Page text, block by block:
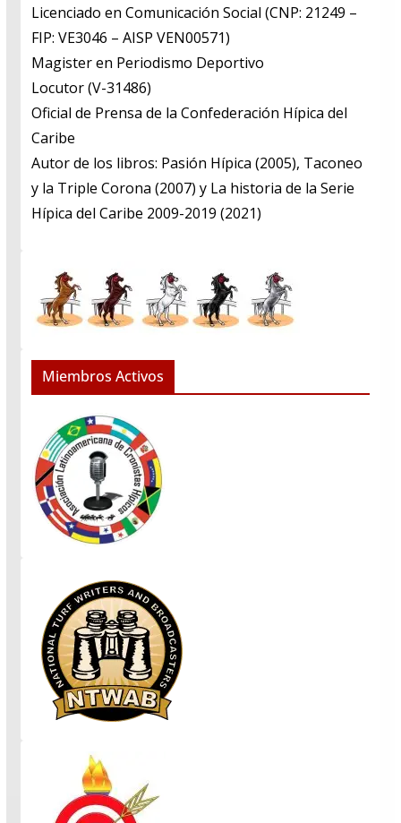
Licenciado en Comunicación Social (CNP: 21249 –
FIP: VE3046 – AISP VEN00571)
​Magister en Periodismo Deportivo
​Locutor (V-31486)
​Oficial de Prensa de la Confederación Hípica del
Caribe
​Autor de los libros: Pasión Hípica (2005), Taconeo
y la Triple Corona (2007) y La historia de la Serie
Hípica del Caribe 2009-2019 (2021)
Miembros Activos